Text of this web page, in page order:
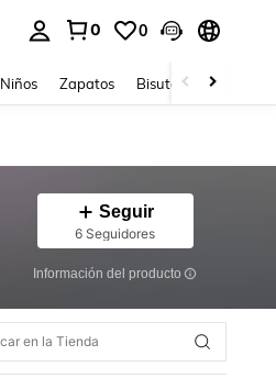
0 0
Niños Zapatos Bisutería Y
Seguir
6 Seguidores
Información del producto